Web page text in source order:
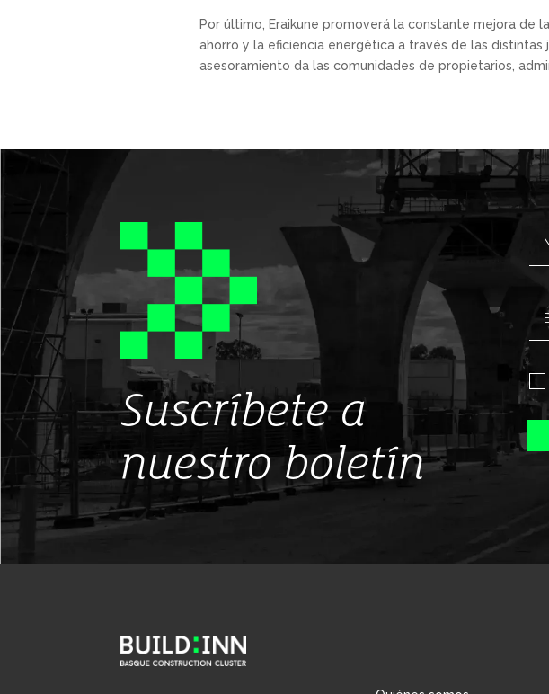
Por último, Eraikune promoverá la constante mejora
ahorro y la eficiencia energética a través de las
asesoramiento da las comunidades de propietarios,
Suscríbete a
nuestro boletín